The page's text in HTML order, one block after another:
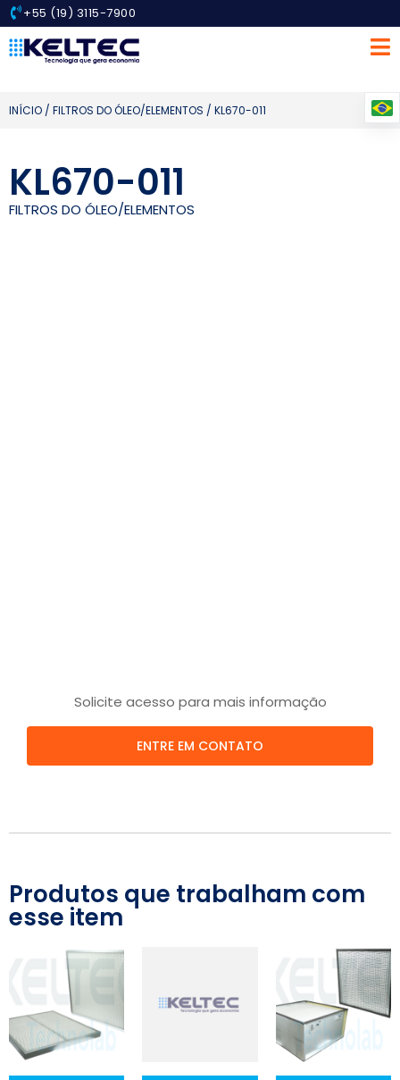
+55 (19) 3115-7900
INÍCIO / FILTROS DO ÓLEO/ELEMENTOS / KL670-011
KL670-011
FILTROS DO ÓLEO/ELEMENTOS
Solicite acesso para mais informação
ENTRE EM CONTATO
Produtos que trabalham com
esse item